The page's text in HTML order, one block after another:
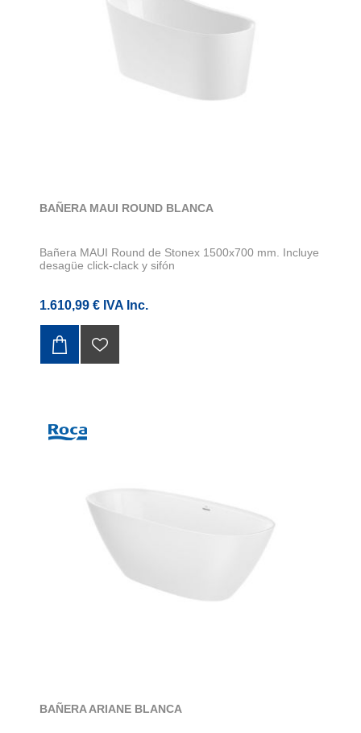
BAÑERA MAUI ROUND BLANCA
Bañera MAUI Round de Stonex 1500x700 mm. Incluye
desagüe click-clack y sifón
1.610,99 € IVA Inc.
BAÑERA ARIANE BLANCA